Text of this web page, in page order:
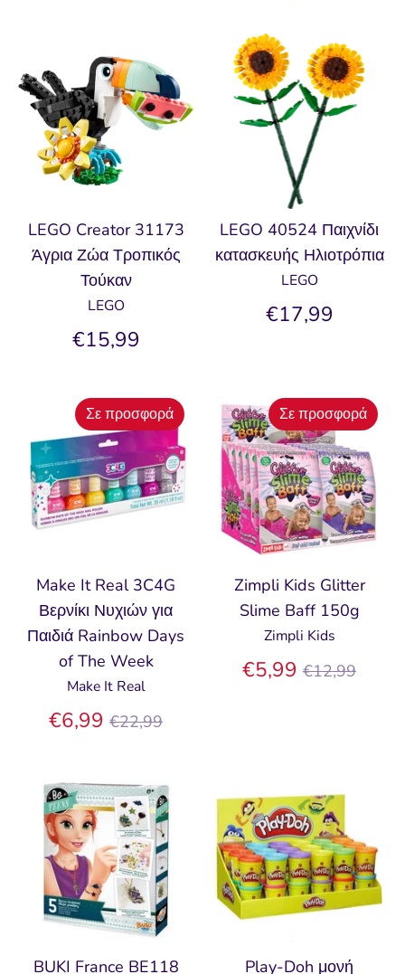
LEGO Creator 31173
Άγρια Ζώα Τροπικός
Τούκαν
LEGO
€15,99
LEGO 40524 Παιχνίδι
κατασκευής Ηλιοτρόπια
LEGO
€17,99
Make It Real 3C4G
Βερνίκι Νυχιών για
Παιδιά Rainbow Days
of The Week
Make It Real
€6,99 Κανονική
€22,99
Σε προσφορά
Zimpli Kids Glitter
Slime Baff 150g
Zimpli Kids
€5,99 Κανονική
€12,99
Σε προσφορά
BUKI France BE118 Play-Doh μονή